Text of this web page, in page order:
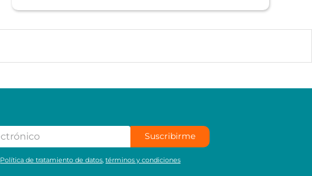
Suscribirme
Política de tratamiento de datos ,términos y condiciones